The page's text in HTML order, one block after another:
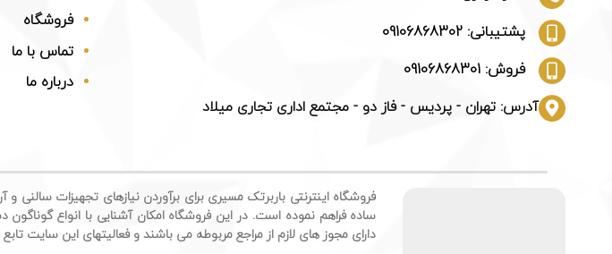
پشتیبانی: 09106868302
فروش: 09106868301
آدرس: تهران - پردیس - فاز دو - مجتمع اداری تجاری میلاد
فروشگاه
تماس با ما
درباره ما
فروشگاه اینترنتی باربرتک مسیری برای برآوردن نیازهای تجهیزات
ساده فراهم نموده است. در این فروشگاه امکان آشنایی با انواع
دارای مجوز های لازم از مراجع مربوطه می باشند و فعالیتهای این سایت